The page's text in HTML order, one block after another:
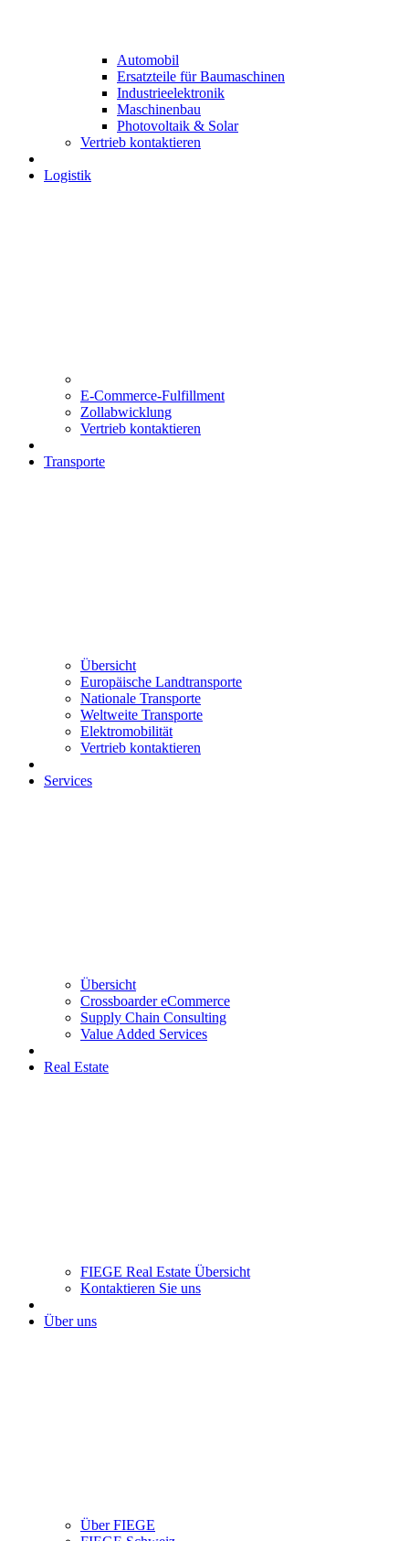
Automobil
Ersatzteile für Baumaschinen
Industrieelektronik
Maschinenbau
Photovoltaik & Solar
Vertrieb kontaktieren
Logistik
E-Commerce-Fulfillment
Zollabwicklung
Vertrieb kontaktieren
Transporte
Übersicht
Europäische Landtransporte
Nationale Transporte
Weltweite Transporte
Elektromobilität
Vertrieb kontaktieren
Services
Übersicht
Crossboarder eCommerce
Supply Chain Consulting
Value Added Services
Real Estate
FIEGE Real Estate Übersicht
Kontaktieren Sie uns
Über uns
Über FIEGE